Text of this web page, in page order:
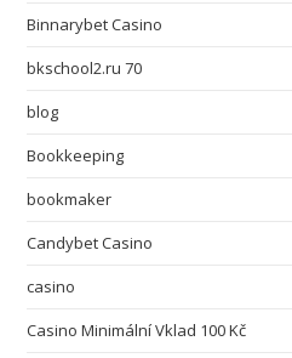
Binnarybet Casino
bkschool2.ru 70
blog
Bookkeeping
bookmaker
Candybet Casino
casino
Casino Minimální Vklad 100 Kč